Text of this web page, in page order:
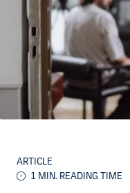
ARTICLE
1 MIN. READING TIME